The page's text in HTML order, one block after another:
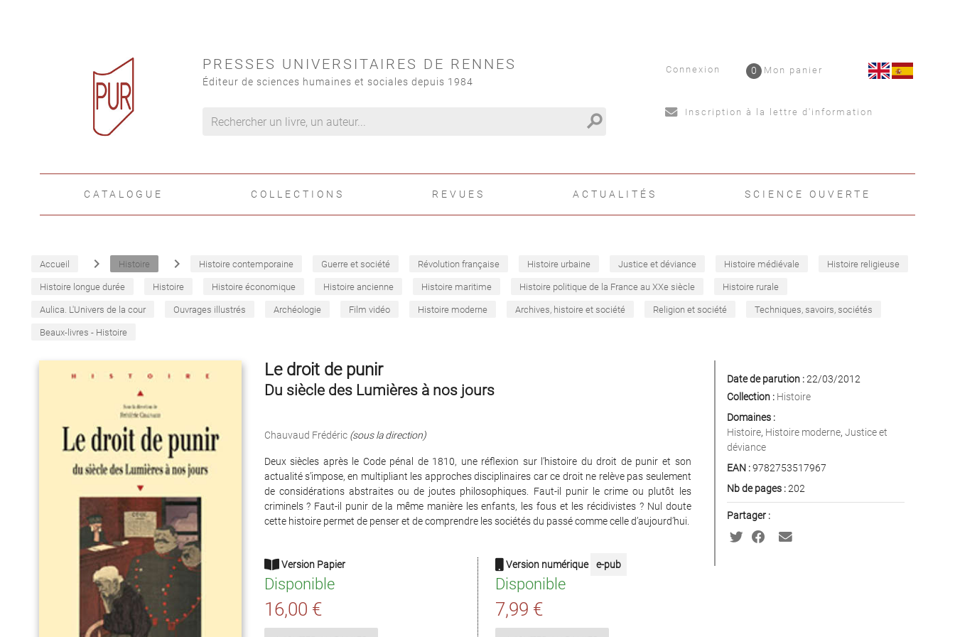
PRESSES UNIVERSITAIRES DE RENNES
Éditeur de sciences humaines et sociales depuis 1984
search
Connexion Mon panier
0
Inscription à la lettre d'information
CATALOGUE COLLECTIONS REVUES ACTUALITÉS SCIENCE OUVERTE
Accueil navigate_next Histoire navigate_next Histoire contemporaine Guerre et société Révolution française Histoire urbaine Justice et déviance Histoire médiévale Histoire religieuse
Histoire longue durée Histoire Histoire économique Histoire ancienne Histoire maritime Histoire politique de la France au XXe siècle Histoire rurale
Aulica. L'Univers de la cour Ouvrages illustrés Archéologie Film vidéo Histoire moderne Archives, histoire et société Religion et société Techniques, savoirs, sociétés
Beaux-livres - Histoire
Le droit de punir
Du siècle des Lumières à nos jours
Chauvaud Frédéric (sous la direction)
Deux siècles après le Code pénal de 1810, une réflexion sur l’histoire du droit de punir et son
actualité s’impose, en multipliant les approches disciplinaires car ce droit ne relève pas seulement
de considérations abstraites ou de joutes philosophiques. Faut-il punir le crime ou plutôt les
criminels ? Faut-il punir de la même manière les enfants, les fous et les récidivistes ? Nul doute
cette histoire permet de penser et de comprendre les sociétés du passé comme celle d’aujourd’hui.
Version Papier
Disponible
16,00 €
Version numérique e-pub
Disponible
7,99 €
Date de parution :22/03/2012
Collection : Histoire
Domaines :
Histoire, Histoire moderne, Justice et
déviance
EAN :9782753517967
Nb de pages :202
Partager :